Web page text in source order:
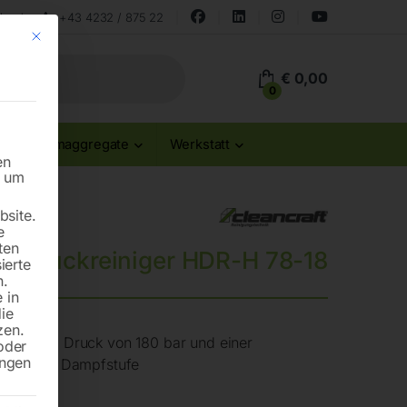
+43 4232 / 875 22
0
€ 0,00
Stromaggregate Werkstatt
HDR-H 78-18
Druck von 180 bar und einer
Dampfstufe
Mit diesem Button wird der Dialog geschlossen. Seine Funktionalität ist
in